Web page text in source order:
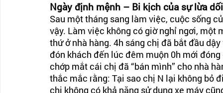
Ngày định mệnh – Bi kịch của sự lừa dối
Sau một tháng sang làm việc, cuộc sống
vậy. Làm việc không có giờ nghỉ ngơi, một
thứ ở nhà hàng. 4h sáng chị đã bắt đầu
đón khách đến lúc đêm muộn 0h mới
chớp mắt cái chị đã “bán mình” cho nhà
thắc mắc rằng: Tại sao chị N lại không bỏ
chị không có khả năng sử dụng xe máy